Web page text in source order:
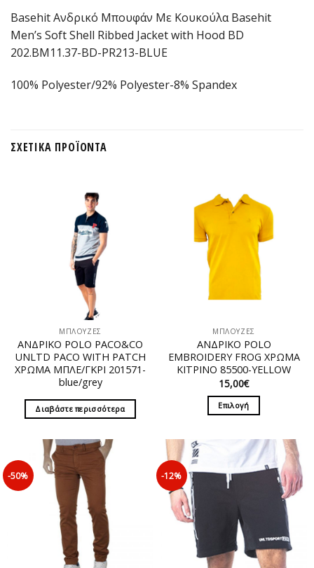
Basehit Ανδρικό Μπουφάν Με Κουκούλα Basehit
Men’s Soft Shell Ribbed Jacket with Hood BD
202.BM11.37-BD-PR213-BLUE
100% Polyester/92% Polyester-8% Spandex
ΣΧΕΤΙΚΆ ΠΡΟΪΌΝΤΑ
ΜΠΛΟΥΖΕΣ
ΑΝΔΡΙΚΟ POLO PACO&CO
UNLTD PACO WITH PATCH
ΧΡΩΜΑ ΜΠΛΕ/ΓΚΡΙ 201571-
blue/grey
Διαβάστε περισσότερα
ΜΠΛΟΥΖΕΣ
ΑΝΔΡΙΚΟ POLO
EMBROIDERY FROG ΧΡΩΜΑ
ΚΙΤΡΙΝΟ 85500-YELLOW
15,00€
Επιλογή
προϊόν
έχει
πολλαπλές
παραλλαγές.
επιλογές
μπορούν
να
-50% -12%